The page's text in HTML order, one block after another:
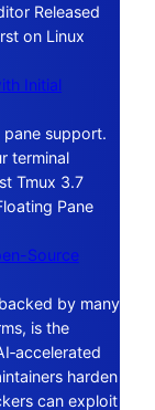
Released
on Linux
Initial
support.
terminal
Tmux 3.7
Pane
Source
by many
is the
harden
can exploit